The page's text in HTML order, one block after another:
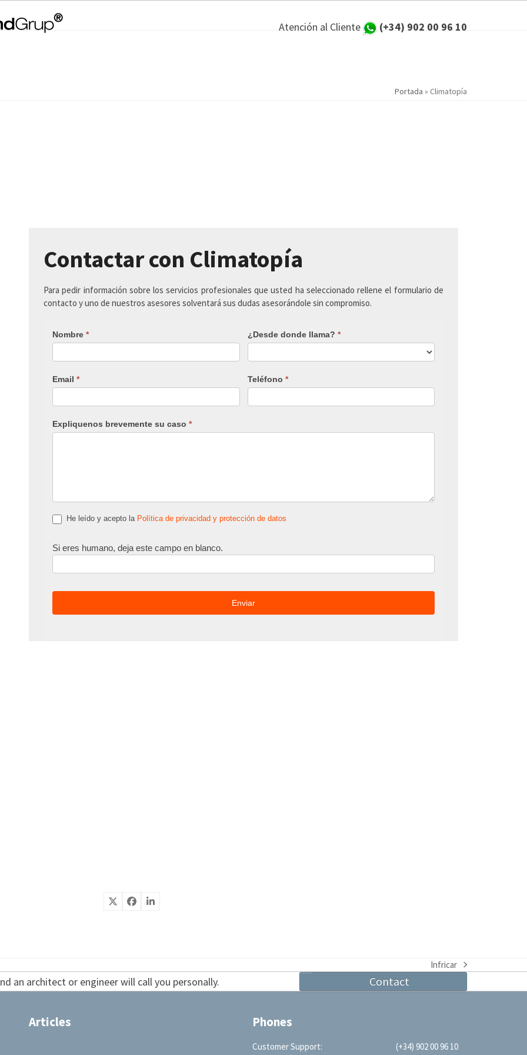
Atención al Cliente (+34) 902 00 96 10
Portada » Climatopía
Contactar con Climatopía
Para pedir información sobre los servicios profesionales que usted ha seleccionado rellene el formulario de
contacto y uno de nuestros asesores solventará sus dudas asesorándole sin compromiso.
Nombre * ¿Desde donde llama? *
Email * Teléfono *
Expliquenos brevemente su caso *
He leído y acepto la Política de privacidad y protección de datos
Si eres humano, deja este campo en blanco.
next
Infricar
an architect or engineer will call you personally. Contact
Articles Phones
Customer Support:
(+34) 902 00 96 10